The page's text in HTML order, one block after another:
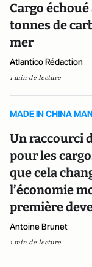
Cargo échoué
tonnes de
mer
Atlantico Rédaction
1 min de lecture
MADE IN CHINA
Un raccourci
pour les
que cela
l’économie
première
Antoine Brunet
1 min de lecture